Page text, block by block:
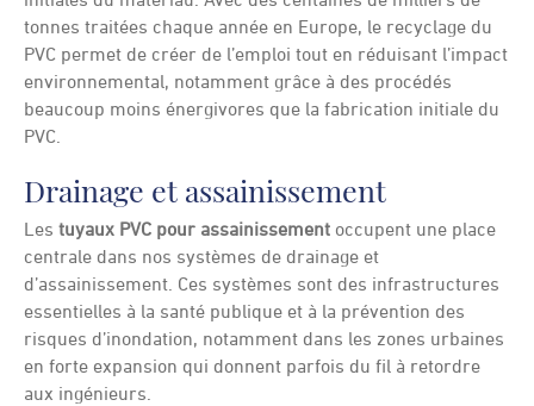
tonnes traitées chaque année en Europe, le recyclage du
PVC permet de créer de l’emploi tout en réduisant l’impact
environnemental, notamment grâce à des procédés
beaucoup moins énergivores que la fabrication initiale du
PVC.
Drainage et assainissement
Les tuyaux PVC pour assainissement occupent une place
centrale dans nos systèmes de drainage et
d’assainissement. Ces systèmes sont des infrastructures
essentielles à la santé publique et à la prévention des
risques d’inondation, notamment dans les zones urbaines
en forte expansion qui donnent parfois du fil à retordre
aux ingénieurs.